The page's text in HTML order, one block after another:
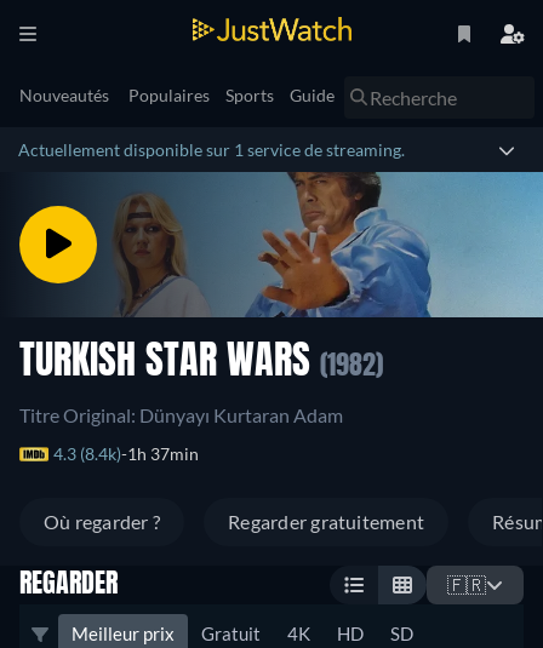
Nouveautés Populaires Sports Guide
Actuellement disponible sur 1 service de streaming.
TURKISH STAR WARS (1982)
Titre Original: Dünyayı Kurtaran Adam
4.3 (8.4k) 1h 37min
Où regarder ? Regarder gratuitement
REGARDER 🇫🇷
Meilleur prix Gratuit 4K HD SD